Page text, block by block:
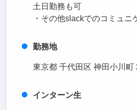
土日勤務も可
・その他slackでのコミュニ
勤務地
東京都 千代田区 神田小川町
インターン生